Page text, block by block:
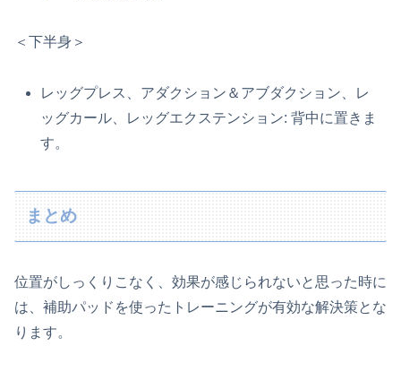
＜下半身＞
レッグプレス、アダクション＆アブダクション、レ
ッグカール、レッグエクステンション: 背中に置きま
す。
まとめ
位置がしっくりこなく、効果が感じられないと思った時に
は、補助パッドを使ったトレーニングが有効な解決策とな
ります。